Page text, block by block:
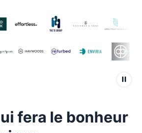
fera le bonheur